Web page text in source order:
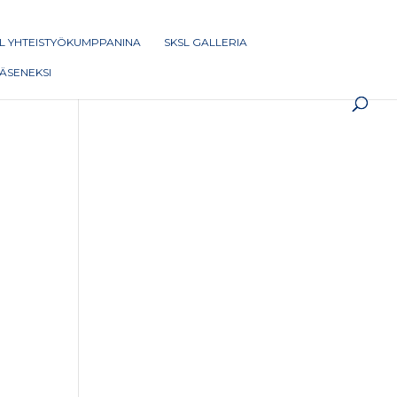
YHTEISTYÖKUMPPANINA SKSL GALLERIA